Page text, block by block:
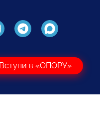
Вступи в «ОПОРУ»